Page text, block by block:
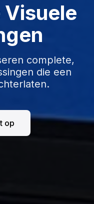
complete,
die een
op